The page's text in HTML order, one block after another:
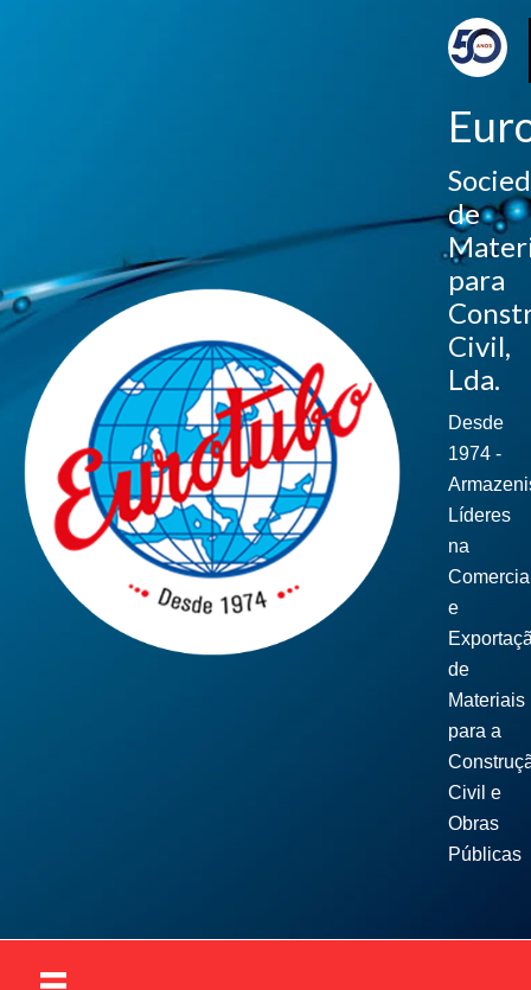
de
para
Civil,
Lda.
Desde
1974 -
Líderes
na
e
de
Materiais
para a
Civil e
Obras
Públicas